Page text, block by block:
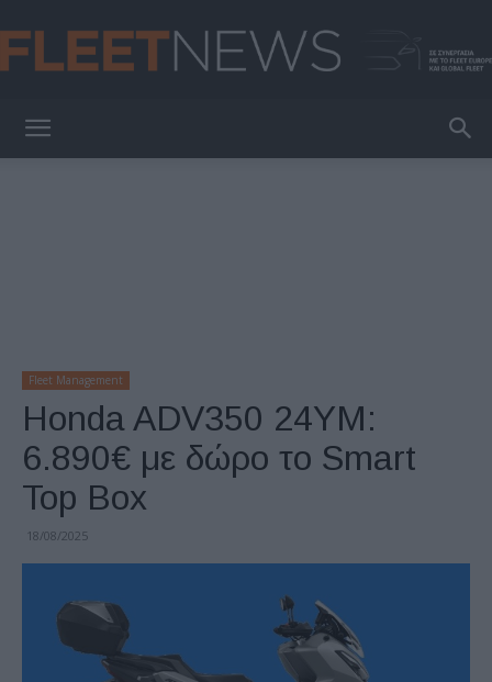
Fleet Management
Honda ADV350 24YM:
6.890€ με δώρο το Smart
Top Box
18/08/2025